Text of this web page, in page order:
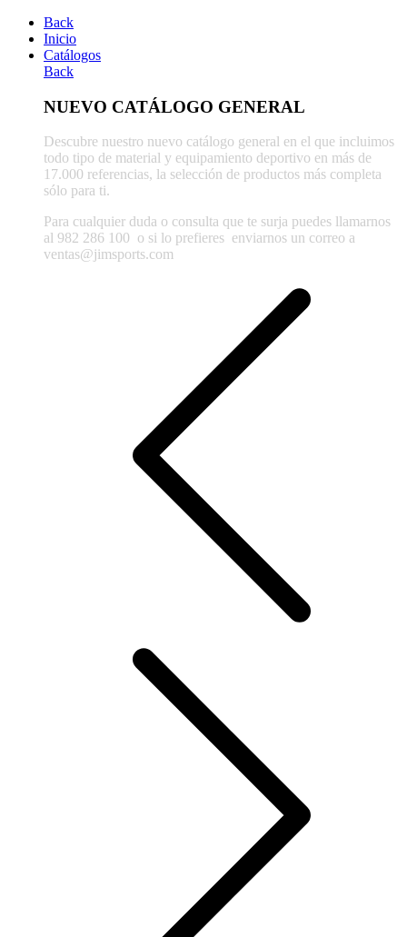
Back
Inicio
Catálogos
Back
NUEVO CATÁLOGO GENERAL
Descubre nuestro nuevo catálogo general en el que incluimos
todo tipo de material y equipamiento deportivo en más de
17.000 referencias, la selección de productos más completa
sólo para ti.
Para cualquier duda o consulta que te surja puedes llamarnos
al 982 286 100 o si lo prefieres enviarnos un correo a
ventas@jimsports.com